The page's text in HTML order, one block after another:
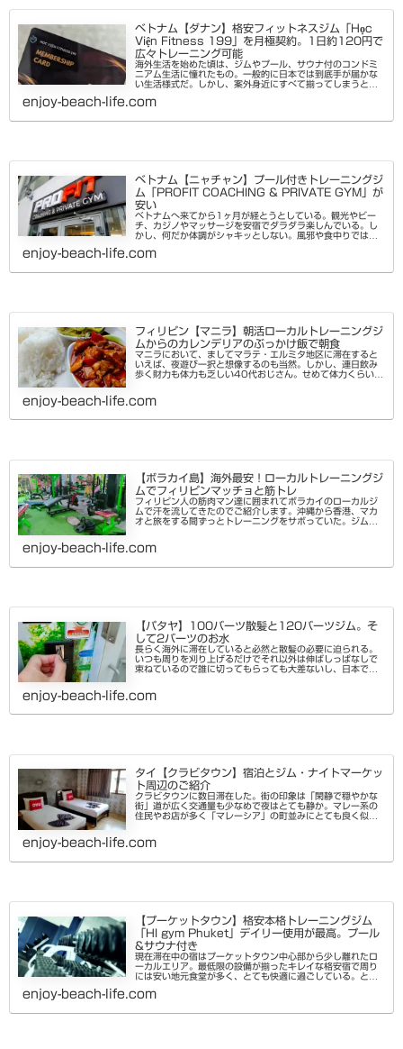
ベトナム【ダナン】格安フィットネスジム「Học
Viện Fitness 199」を月極契約。1日約120円で
広々トレーニング可能
海外生活を始めた頃は、ジムやプール、サウナ付のコンドミ
ニアム生活に憧れたもの。一般的に日本では到底手が届かな
い生活様式だ。しかし、案外身近にすべて揃ってしまうと新
好きなサウナも何時でも入...
enjoy-beach-life.com
ベトナム【ニャチャン】プール付きトレーニングジ
ム「PROFIT COACHING & PRIVATE GYM」が
安い
ベトナムへ来てから1ヶ月が経とうとしている。観光やビー
チ、カジノやマッサージを安宿でダラダラ楽しんでいる。し
かし、何だか体調がシャキッとしない。風邪や食中りではな
い。毎日出来るだけ歩くよ...
enjoy-beach-life.com
フィリピン【マニラ】朝活ローカルトレーニングジ
ムからのカレンデリアのぶっかけ飯で朝食
マニラにおいて、ましてマラテ・エルミタ地区に滞在すると
いえば、夜遊び一択と想像するのも当然。しかし、連日飲み
歩く財力も体力も乏しい40代おじさん。せめて体力くらいは
enjoy-beach-life.com
【ボラカイ島】海外最安！ローカルトレーニングジ
ムでフィリピンマッチョと筋トレ
フィリピン人の筋肉マン達に囲まれてボラカイのローカルジ
ムで汗を流してきたのでご紹介します。沖縄から香港、マカ
オと旅をする間ずっとトレーニングをサボっていた。ジム付
enjoy-beach-life.com
【パタヤ】100バーツ散髪と120バーツジム。そ
して2バーツのお水
長らく海外に滞在していると必然と散髪の必要に迫られる。
いつも周りを刈り上げるだけでそれ以外は伸ばしっぱなしで
束ねているので誰に切ってもらっても大差ないし、日本では
enjoy-beach-life.com
タイ【クラビタウン】宿泊とジム・ナイトマーケッ
ト周辺のご紹介
クラビタウンに数日滞在した。街の印象は「閑静で穏やかな
街」道が広く交通量も少なめで夜はとても静か。マレー系の
住民やお店が多く「マレーシア」の町並みにとても良く似て
enjoy-beach-life.com
【プーケットタウン】格安本格トレーニングジム
「HI gym Phuket」デイリー使用が最高。プール
&サウナ付き
現在滞在中の宿はプーケットタウン中心部から少し離れたロ
ーカルエリア。最低限の設備が揃ったキレイな格安宿で周り
には安い地元食堂が多く、とても快適に過ごしている。とは
し偶然目の前に立派なジム...
enjoy-beach-life.com